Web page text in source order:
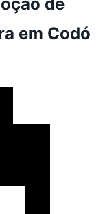
em Codó